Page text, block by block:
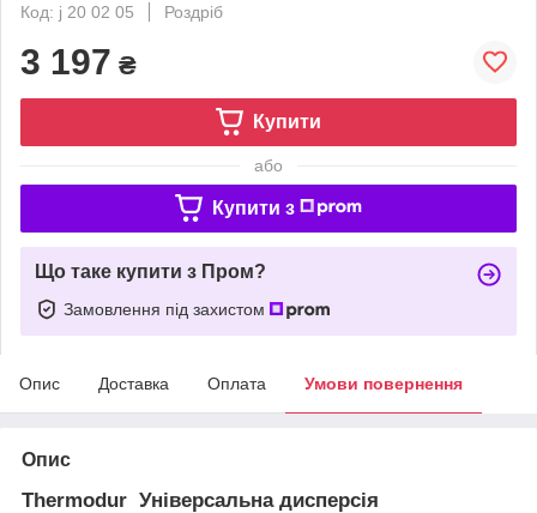
Код: j 20 02 05
Роздріб
3 197 ₴
Купити
або
Купити з
Що таке купити з Пром?
Замовлення під захистом
Опис Доставка Оплата Умови повернення
Опис
Thermodur Універсальна дисперсія